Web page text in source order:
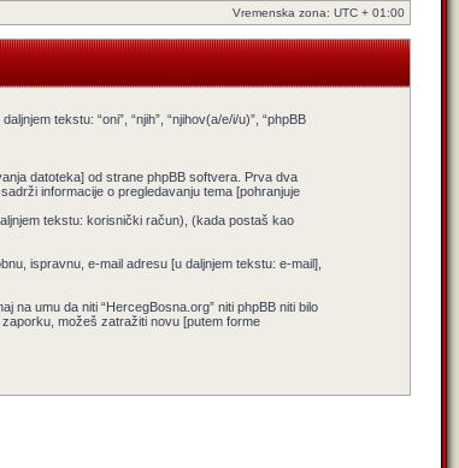
Vremenska zona: UTC + 01:00
tekstu: “oni”, “njih”, “njihov(a/e/i/u)”, “phpBB
datoteka] od strane phpBB softvera. Prva dva
informacije o pregledavanju tema [pohranjuje
tekstu: korisnički račun), (kada postaš kao
ispravnu, e-mail adresu [u daljnjem tekstu: e-mail],
umu da niti “HercegBosna.org” niti phpBB niti bilo
možeš zatražiti novu [putem forme